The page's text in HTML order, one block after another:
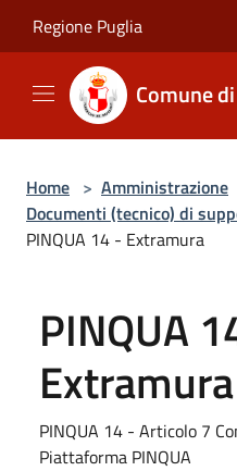
Regione Puglia
Comune
Home > Amministrazione
Documenti (tecnico) di
PINQUA 14 - Extramura
PINQUA
Extramura
PINQUA 14 - Articolo 7
Piattaforma PINQUA